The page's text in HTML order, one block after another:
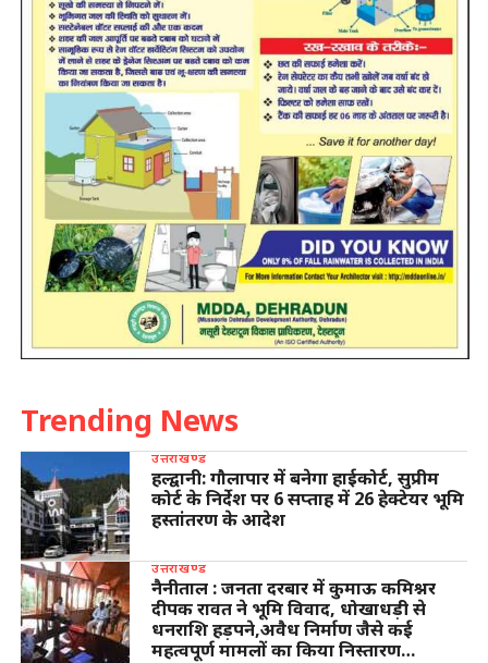
Trending News
उत्तराखण्ड
हल्द्वानी: गौलापार में बनेगा हाईकोर्ट, सुप्रीम
कोर्ट के निर्देश पर 6 सप्ताह में 26 हेक्टेयर भूमि
हस्तांतरण के आदेश
उत्तराखण्ड
नैनीताल : जनता दरबार में कुमाऊ कमिश्नर
दीपक रावत ने भूमि विवाद, धोखाधड़ी से
धनराशि हड़पने,अवैध निर्माण जैसे कई
महत्वपूर्ण मामलों का किया निस्तारण…